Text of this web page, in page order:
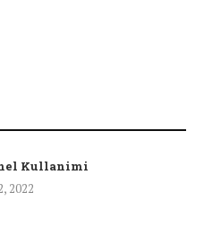
Kullanimi
2022